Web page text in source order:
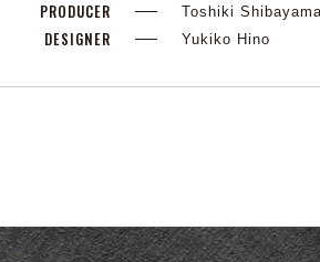
PRODUCER Toshiki
DESIGNER Yukiko Hino